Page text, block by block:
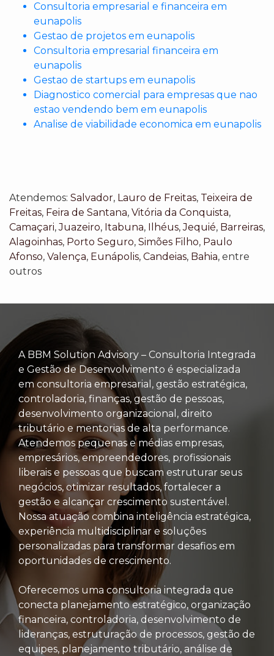
Consultoria empresarial e financeira em
eunapolis
Gestao de projetos em eunapolis
Consultoria empresarial financeira em
eunapolis
Gestao de startups em eunapolis
Diagnostico comercial para empresas que nao
estao vendendo bem em eunapolis
Analise de viabilidade economica em eunapolis
Atendemos: Salvador, Lauro de Freitas, Teixeira de
Freitas, Feira de Santana, Vitória da Conquista,
Camaçari,Juazeiro, Itabuna, Ilhéus,Jequié, Barreiras,
Alagoinhas, Porto Seguro, Simões Filho, Paulo
Afonso, Valença, Eunápolis, Candeias, Bahia, entre
outros
A BBM Solution Advisory – Consultoria Integrada
e Gestão de Desenvolvimento é especializada
em consultoria empresarial, gestão estratégica,
controladoria, finanças, gestão de pessoas,
desenvolvimento organizacional, direito
tributário e mentorias de alta performance.
Atendemos pequenas e médias empresas,
empresários, empreendedores, profissionais
liberais e pessoas que buscam estruturar seus
negócios, otimizar resultados, fortalecer a
gestão e alcançar crescimento sustentável.
Nossa atuação combina inteligência estratégica,
experiência multidisciplinar e soluções
personalizadas para transformar desafios em
oportunidades de crescimento.
Oferecemos uma consultoria integrada que
conecta planejamento estratégico, organização
financeira, controladoria, desenvolvimento de
lideranças, estruturação de processos, gestão de
equipes, planejamento tributário, análise de